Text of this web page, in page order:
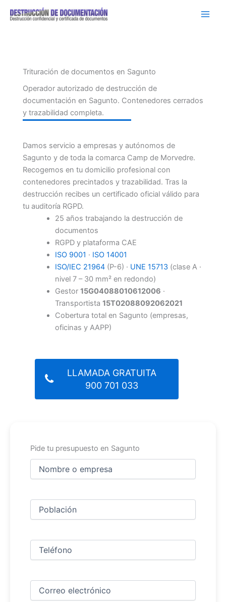
Trituración de documentos en Sagunto
Operador autorizado de destrucción de
documentación en Sagunto. Contenedores cerrados
y trazabilidad completa.
Damos servicio a empresas y autónomos de
Sagunto y de toda la comarca Camp de Morvedre.
Recogemos en tu domicilio profesional con
contenedores precintados y trazabilidad. Tras la
destrucción recibes un certificado oficial válido para
tu auditoría RGPD.
25 años trabajando la destrucción de
documentos
RGPD y plataforma CAE
ISO 9001 · ISO 14001
ISO/IEC 21964(P-6) · UNE 15713(clase A ·
nivel 7 – 30 mm² en redondo)
Gestor 15G04088010612006 ·
Transportista 15T02088092062021
Cobertura total en Sagunto (empresas,
oficinas y AAPP)
LLAMADA GRATUITA
900 701 033
Pide tu presupuesto en Sagunto
Nombre
Ciudad
Teléfono
Correo
electrónico (Obligatorio)